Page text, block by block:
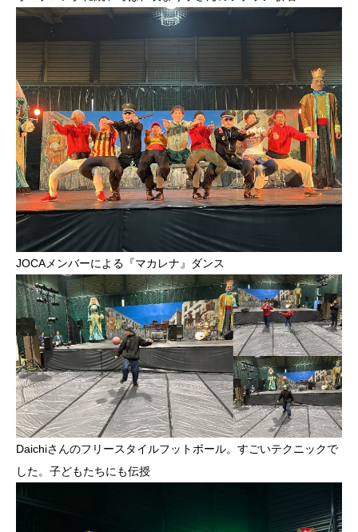
JOCAメンバーによる『マカレナ』ダンス
Daichiさんのフリースタイルフットボール。すごいテクニックで
した。子どもたちにも伝授